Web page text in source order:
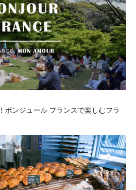
ボンジュール フランスで楽しむフラ